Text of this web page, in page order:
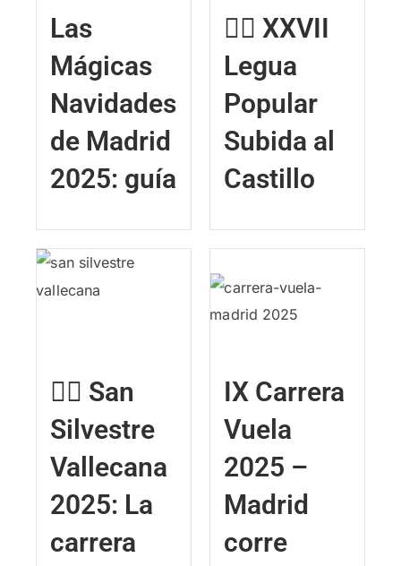
Las
Mágicas
Navidades
de Madrid
2025: guía
🏃‍♂️ XXVII
Legua
Popular
Subida al
Castillo
🏃‍♂️ San
Silvestre
Vallecana
2025: La
carrera
IX Carrera
Vuela
2025 –
Madrid
corre